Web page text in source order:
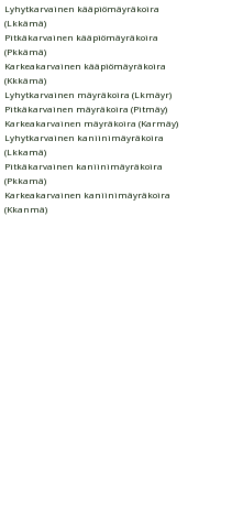
Lyhytkarvainen kääpiömäyräkoira
(Lkkämä)
Pitkäkarvainen kääpiömäyräkoira
(Pkkämä)
Karkeakarvainen kääpiömäyräkoira
(Kkkämä)
Lyhytkarvainen mäyräkoira (Lkmäyr)
Pitkäkarvainen mäyräkoira (Pitmäy)
Karkeakarvainen mäyräkoira (Karmäy)
Lyhytkarvainen kaniinimäyräkoira
(Lkkamä)
Pitkäkarvainen kaniinimäyräkoira
(Pkkamä)
Karkeakarvainen kaniinimäyräkoira
(Kkanmä)